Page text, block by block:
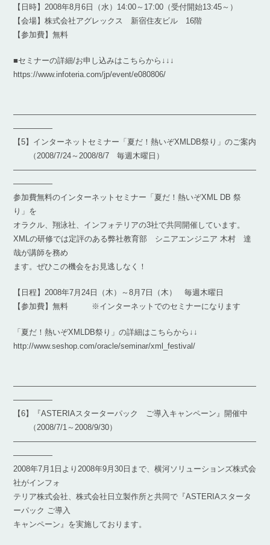
【日時】2008年8月6日（水）14:00～17:00（受付開始13:45～）
【会場】株式会社アグレックス 新宿住友ビル 16階
【参加費】無料
■セミナーの詳細/お申し込みはこちらから↓↓↓
https://www.infoteria.com/jp/event/e080806/
―――――――――――――――――――――――――――――――
―――――
【5】インターネットセミナー「夏だ！熱いぞXMLDB祭り」のご案内
（2008/7/24～2008/8/7 毎週木曜日）
―――――――――――――――――――――――――――――――
―――――
参加費無料のインターネットセミナー「夏だ！熱いぞXML DB 祭
り」を
オラクル、翔泳社、インフォテリアの3社で共同開催しています。
XMLの研修では定評のある弊社教育部 シニアエンジニア 木村 達
哉が講師を務め
ます。ぜひこの機会をお見逃しなく！
【日程】2008年7月24日（木）～8月7日（木） 毎週木曜日
【参加費】無料 ※インターネットでのセミナーになります
「夏だ！熱いぞXMLDB祭り」の詳細はこちらから↓↓
http://www.seshop.com/oracle/seminar/xml_festival/
―――――――――――――――――――――――――――――――
―――――
【6】『ASTERIAスターターパック ご導入キャンペーン』開催中
（2008/7/1～2008/9/30）
―――――――――――――――――――――――――――――――
―――――
2008年7月1日より2008年9月30日まで、横河ソリューションズ株式会
社がインフォ
テリア株式会社、株式会社日立製作所と共同で『ASTERIAスタータ
ーパック ご導入
キャンペーン』を実施しております。